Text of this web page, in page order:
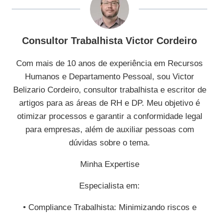
Consultor Trabalhista Victor Cordeiro
Com mais de 10 anos de experiência em Recursos
Humanos e Departamento Pessoal, sou Victor
Belizario Cordeiro, consultor trabalhista e escritor de
artigos para as áreas de RH e DP. Meu objetivo é
otimizar processos e garantir a conformidade legal
para empresas, além de auxiliar pessoas com
dúvidas sobre o tema.
Minha Expertise
Especialista em:
• Compliance Trabalhista: Minimizando riscos e